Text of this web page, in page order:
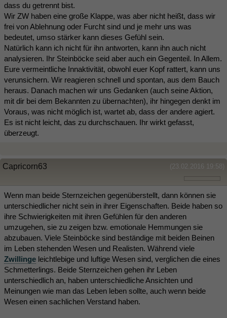
dass du getrennt bist.
Wir ZW haben eine große Klappe, was aber nicht heißt, dass wir
frei von Ablehnung oder Furcht sind und je mehr uns was
bedeutet, umso stärker kann dieses Gefühl sein.
Natürlich kann ich nicht für ihn antworten, kann ihn auch nicht
analysieren. Ihr Steinböcke seid aber auch ein Gegenteil. In Allem.
Eure vermeintliche Innaktivität, obwohl euer Kopf rattert, kann uns
verunsichern. Wir reagieren schnell und spontan, aus dem Bauch
heraus. Danach machen wir uns Gedanken (auch seine Aktion,
mit dir bei dem Bekannten zu übernachten), ihr hingegen denkt im
Voraus, was nicht möglich ist, wartet ab, dass der andere agiert.
Es ist nicht leicht, das zu durchschauen. Ihr wirkt gefasst,
überzeugt.
(23.02.2016 19:58)
Capricorn63
Wenn man beide Sternzeichen gegenüberstellt, dann können sie
unterschiedlicher nicht sein in ihrer Eigenschaften. Beide haben so
ihre Schwierigkeiten mit ihren Gefühlen für den anderen
umzugehen, sie zu zeigen bzw. emotionale Hemmungen sie
abzubauen. Viele Steinböcke sind beständige mit beiden Beinen
im Leben stehenden Wesen und Realisten. Während viele
Zwillinge leichtlebige und luftige Wesen sind, verglichen die eines
Schmetterlings. Beide Sternzeichen gehen ihr Leben
unterschiedlich an, haben unterschiedliche Ansichten und
Meinungen wie man das Leben leben sollte, auch wenn beide
Wesen einen sachlichen Verstand haben.